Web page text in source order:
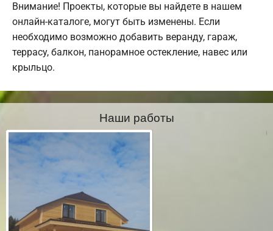
Внимание! Проекты, которые вы найдете в нашем
онлайн-каталоге, могут быть изменены. Если
необходимо возможно добавить веранду, гараж,
террасу, балкон, панорамное остекление, навес или
крыльцо.
Наши работы